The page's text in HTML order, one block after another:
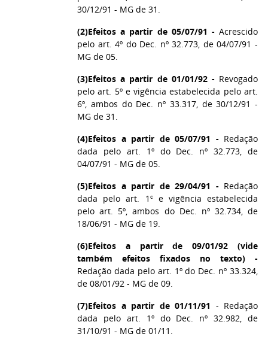
30/12/91 - MG de 31.
(2)Efeitos a partir de 05/07/91 -Acrescido
pelo art. 4º do Dec. nº 32.773, de 04/07/91 -
MG de 05.
(3)Efeitos a partir de 01/01/92 -Revogado
pelo art. 5º e vigência estabelecida pelo art.
6º, ambos do Dec. nº 33.317, de 30/12/91 -
MG de 31.
(4)Efeitos a partir de 05/07/91 -Redação
dada pelo art. 1º do Dec. nº 32.773, de
04/07/91 - MG de 05.
(5)Efeitos a partir de 29/04/91 -Redação
dada pelo art. 1º e vigência estabelecida
pelo art. 5º, ambos do Dec. nº 32.734, de
18/06/91 - MG de 19.
(6)Efeitos a partir de 09/01/92 (vide
também efeitos fixados no texto) -
Redação dada pelo art. 1º do Dec. nº 33.324,
de 08/01/92 - MG de 09.
(7)Efeitos a partir de 01/11/91 - Redação
dada pelo art. 1º do Dec. nº 32.982, de
31/10/91 - MG de 01/11.